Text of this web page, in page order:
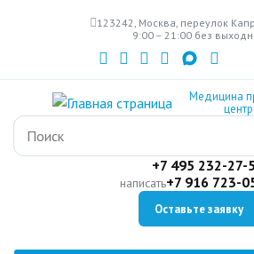
к
123242, Москва, переулок
9:00 – 21:00 без
Медицина
+7 495 232-27-
написать+7 916 723-
Оставьте заявку